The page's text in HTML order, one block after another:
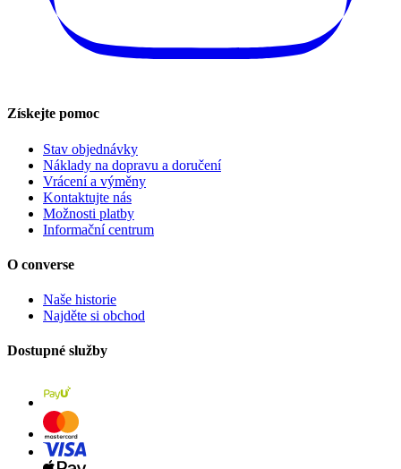
Získejte pomoc
Stav objednávky
Náklady na dopravu a doručení
Vrácení a výměny
Kontaktujte nás
Možnosti platby
Informační centrum
O converse
Naše historie
Najděte si obchod
Dostupné služby